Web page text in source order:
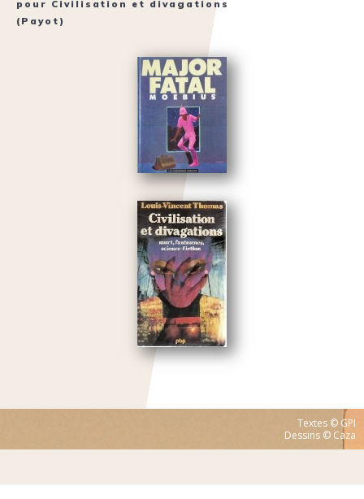
pour Civilisation et divagations
(Payot)
Textes © GPI
Dessins © Caza